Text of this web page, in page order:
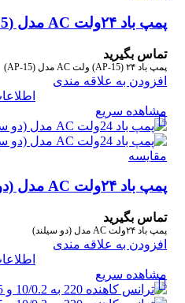
پمپ باد ۲۴ولت AC مدل (AP-15)
تماس بگیرید
پمپ باد ۲۴ (AP-15) ولت AC مدل (AP-15)
افزودن به علاقه مندی
مشاهده سریع
مقایسه
پمپ باد ۲۴ولت AC مدل (دو سیلند)
تماس بگیرید
پمپ باد ۲۴ولت AC مدل (دو سیلند)
افزودن به علاقه مندی
مشاهده سریع